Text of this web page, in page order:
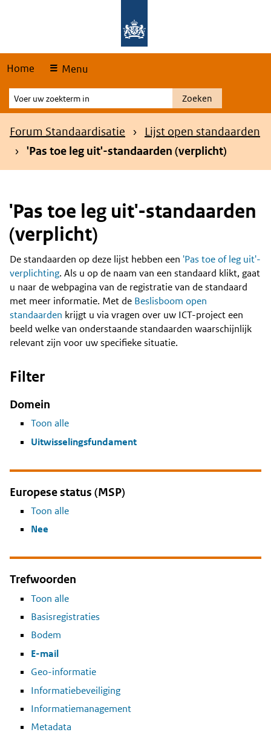
Home Menu
Voer
uw
zoekterm
Zoeken
Kruimelpad
Forum Standaardisatie
Lijst open standaarden
'Pas toe leg uit'-standaarden (verplicht)
'Pas toe leg uit'-standaarden
(verplicht)
Content
De standaarden op deze lijst hebben een 'Pas toe of leg uit'-
verplichting. Als u op de naam van een standaard klikt, gaat
u naar de webpagina van de registratie van de standaard
met meer informatie. Met de Beslisboom open
standaarden krijgt u via vragen over uw ICT-project een
beeld welke van onderstaande standaarden waarschijnlijk
relevant zijn voor uw specifieke situatie.
Filter
Domein
Toon alle
Uitwisselingsfundament
Europese status (MSP)
Toon alle
Nee
Trefwoorden
Toon alle
Basisregistraties
Bodem
E-mail
Geo-informatie
Informatiebeveiliging
Informatiemanagement
Metadata